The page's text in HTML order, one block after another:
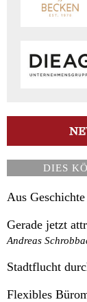
DIES
Aus
Gerade jetzt
Andreas
Stadtflucht
Flexibles